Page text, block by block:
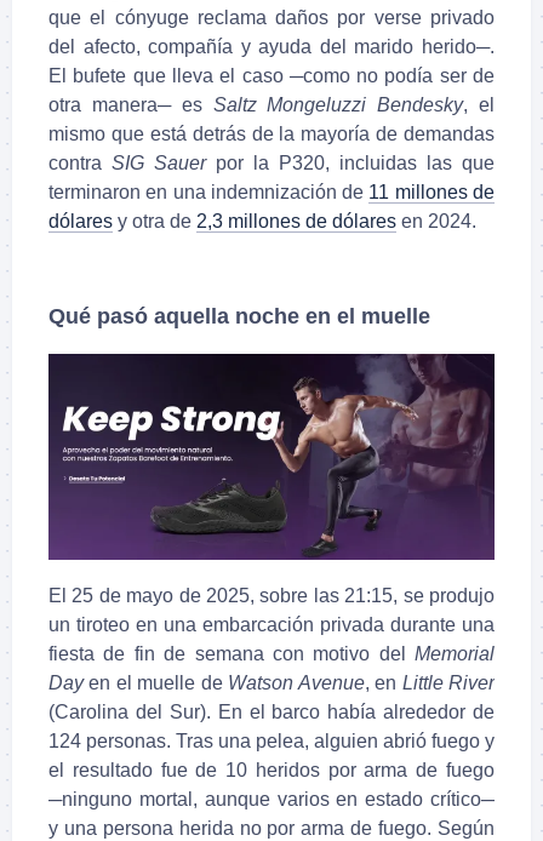
que el cónyuge reclama daños por verse privado
del afecto, compañía y ayuda del marido herido─.
El bufete que lleva el caso ─como no podía ser de
otra manera─ es Saltz Mongeluzzi Bendesky, el
mismo que está detrás de la mayoría de demandas
contra SIG Sauerpor la P320, incluidas las que
terminaron en una indemnización de 11 millones de
dólares y otra de 2,3 millones de dólares en 2024.
Qué pasó aquella noche en el muelle
El 25 de mayo de 2025, sobre las 21:15, se produjo
un tiroteo en una embarcación privada durante una
fiesta de fin de semana con motivo del Memorial
Dayen el muelle de Watson Avenue, en Little River
(Carolina del Sur). En el barco había alrededor de
124 personas. Tras una pelea, alguien abrió fuego y
el resultado fue de 10 heridos por arma de fuego
─ninguno mortal, aunque varios en estado crítico─
y una persona herida no por arma de fuego. Según